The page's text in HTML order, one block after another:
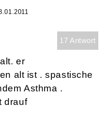
17 Antwort
er
alt ist . spastische
Asthma .
drauf